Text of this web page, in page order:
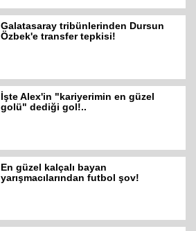
Galatasaray tribünlerinden Dursun
Özbek'e transfer tepkisi!
İşte Alex'in "kariyerimin en güzel
golü" dediği gol!..
En güzel kalçalı bayan
yarışmacılarından futbol şov!